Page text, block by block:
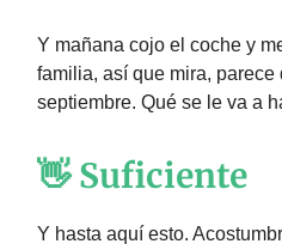
Y mañana cojo el coche y
familia, así que mira, parece
septiembre. Qué se le va a
👋 Suficiente
Y hasta aquí esto.